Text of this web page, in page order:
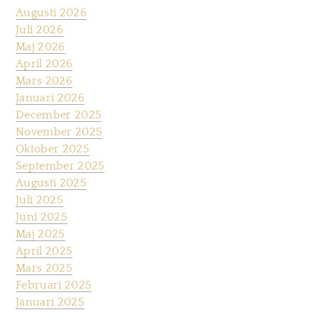
Augusti 2026
Juli 2026
Maj 2026
April 2026
Mars 2026
Januari 2026
December 2025
November 2025
Oktober 2025
September 2025
Augusti 2025
Juli 2025
Juni 2025
Maj 2025
April 2025
Mars 2025
Februari 2025
Januari 2025